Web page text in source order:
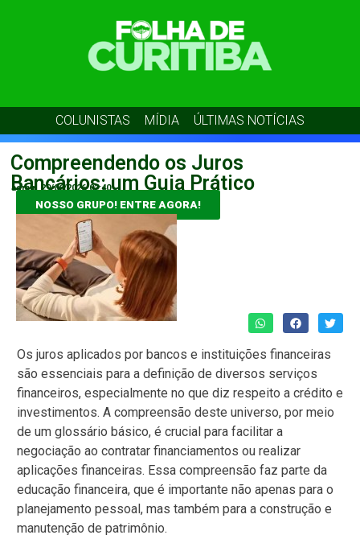
COLUNISTAS MÍDIA ÚLTIMAS NOTÍCIAS
Compreendendo os Juros
Bancários: um Guia Prático
admin 29/06/2026 02:40
NOSSO GRUPO! ENTRE AGORA!
Os juros aplicados por bancos e instituições financeiras
são essenciais para a definição de diversos serviços
financeiros, especialmente no que diz respeito a crédito e
investimentos. A compreensão deste universo, por meio
de um glossário básico, é crucial para facilitar a
negociação ao contratar financiamentos ou realizar
aplicações financeiras. Essa compreensão faz parte da
educação financeira, que é importante não apenas para o
planejamento pessoal, mas também para a construção e
manutenção de patrimônio.